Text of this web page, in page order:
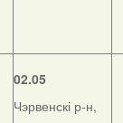
02.05
Чэрвенскі р-н,